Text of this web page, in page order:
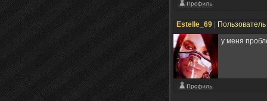
Estelle_69
Пользователь
у меня